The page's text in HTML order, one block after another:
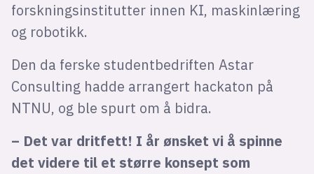
forskningsinstitutter innen KI, maskinlæring
og robotikk.
Den da ferske studentbedriften Astar
Consulting hadde arrangert hackaton på
NTNU, og ble spurt om å bidra.
– Det var dritfett! I år ønsket vi å spinne
det videre til et større konsept som